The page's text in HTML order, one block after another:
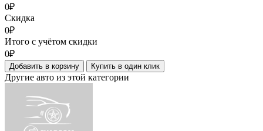
0₽
Скидка
0₽
Итого с учётом скидки
0₽
Добавить в корзину Купить в один клик
Другие авто из этой категории